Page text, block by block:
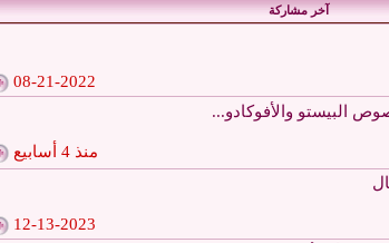
آخر مشاركة
08-21-2022
البيستو والأفوكادو...
منذ 4 أسابيع
12-13-2023